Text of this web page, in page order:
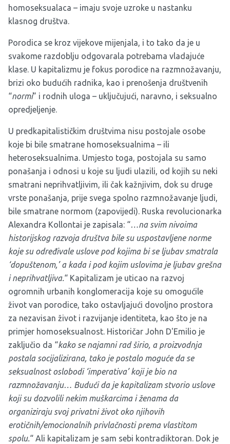
homoseksualaca – imaju svoje uzroke u nastanku
klasnog društva.
Porodica se kroz vijekove mijenjala, i to tako da je u
svakome razdoblju odgovarala potrebama vladajuće
klase. U kapitalizmu je fokus porodice na razmnožavanju,
brizi oko budućih radnika, kao i prenošenja društvenih
“normi” i rodnih uloga – uključujući, naravno, i seksualno
opredjeljenje.
U predkapitalističkim društvima nisu postojale osobe
koje bi bile smatrane homoseksualnima – ili
heteroseksualnima. Umjesto toga, postojala su samo
ponašanja i odnosi u koje su ljudi ulazili, od kojih su neki
smatrani neprihvatljivim, ili čak kažnjivim, dok su druge
vrste ponašanja, prije svega spolno razmnožavanje ljudi,
bile smatrane normom (zapovijedi). Ruska revolucionarka
Alexandra Kollontai je zapisala: “…na svim nivoima
historijskog razvoja društva bile su uspostavljene norme
koje su određivale uslove pod kojima bi se ljubav smatrala
‘dopuštenom,’ a kada i pod kojim uslovima je ljubav grešna
i neprihvatljiva.“ Kapitalizam je uticao na razvoj
ogromnih urbanih konglomeracija koje su omogućile
život van porodice, tako ostavljajući dovoljno prostora
za nezavisan život i razvijanje identiteta, kao što je na
primjer homoseksualnost. Historičar John D'Emilio je
zaključio da “kako se najamni rad širio, a proizvodnja
postala socijalizirana, tako je postalo moguće da se
seksualnost oslobodi ‘imperativa’ koji je bio na
razmnožavanju… Budući da je kapitalizam stvorio uslove
koji su dozvolili nekim muškarcima i ženama da
organiziraju svoj privatni život oko njihovih
erotičnih/emocionalnih privlačnosti prema vlastitom
spolu.“ Ali kapitalizam je sam sebi kontradiktoran. Dok je